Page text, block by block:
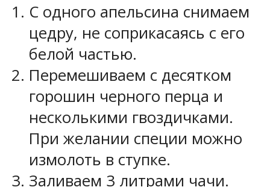
С одного апельсина снимаем
цедру, не соприкасаясь с его
белой частью.
Перемешиваем с десятком
горошин черного перца и
несколькими гвоздичками.
При желании специи можно
измолоть в ступке.
Заливаем 3 литрами чачи.